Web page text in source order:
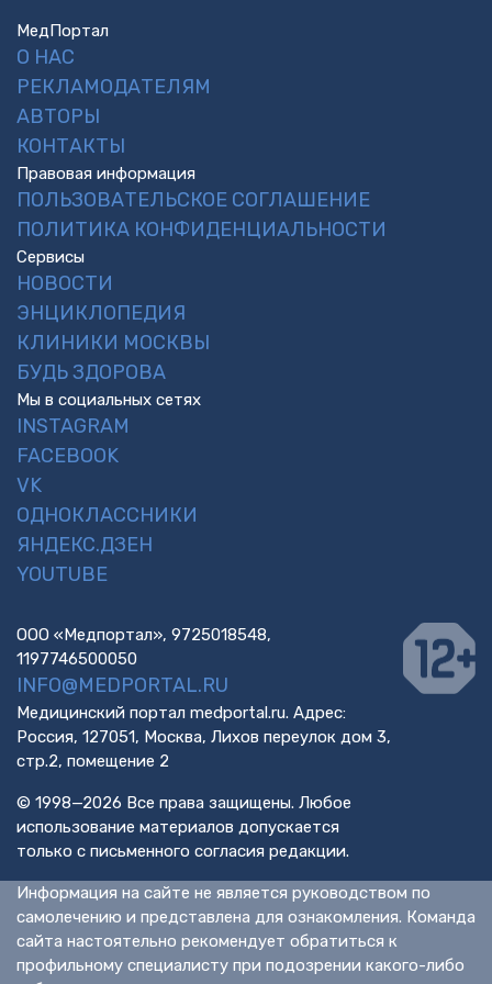
МедПортал
О НАС
РЕКЛАМОДАТЕЛЯМ
АВТОРЫ
КОНТАКТЫ
Правовая информация
ПОЛЬЗОВАТЕЛЬСКОЕ СОГЛАШЕНИЕ
ПОЛИТИКА КОНФИДЕНЦИАЛЬНОСТИ
Сервисы
НОВОСТИ
ЭНЦИКЛОПЕДИЯ
КЛИНИКИ МОСКВЫ
БУДЬ ЗДОРОВА
Мы в социальных сетях
INSTAGRAM
FACEBOOK
VK
ОДНОКЛАССНИКИ
ЯНДЕКС.ДЗЕН
YOUTUBE
ООО «Медпортал», 9725018548,
1197746500050
INFO@MEDPORTAL.RU
Медицинский портал medportal.ru. Адрес:
Россия, 127051, Москва, Лихов переулок дом 3,
стр.2, помещение 2
© 1998—2026 Все права защищены. Любое
использование материалов допускается
только с письменного согласия редакции.
Информация на сайте не является руководством по
самолечению и представлена для ознакомления. Команда
сайта настоятельно рекомендует обратиться к
профильному специалисту при подозрении какого-либо